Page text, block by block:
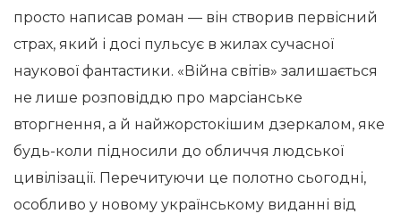
просто написав роман — він створив первісний
страх, який і досі пульсує в жилах сучасної
наукової фантастики. «Війна світів» залишається
не лише розповіддю про марсіанське
вторгнення, а й найжорстокішим дзеркалом, яке
будь-коли підносили до обличчя людської
цивілізації. Перечитуючи це полотно сьогодні,
особливо у новому українському виданні від